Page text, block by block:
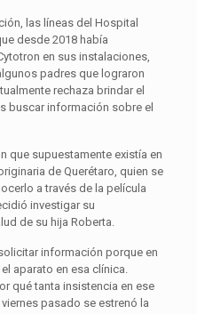
las líneas del Hospital
desde 2018 había
en sus instalaciones,
padres que lograron
rechaza brindar el
buscar información sobre el
que supuestamente existía en
de Querétaro, quien se
a través de la película
investigar su
de su hija Roberta.
información porque en
aparato en esa clínica.
qué tanta insistencia en ese
pasado se estrenó la